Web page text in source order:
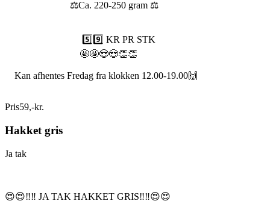
⚖️Ca. 220-250 gram ⚖️
5️⃣9️⃣ KR PR STK
🤩🤩😍😍👏👏
Kan afhentes Fredag fra klokken 12.00-19.00🙌
Pris59,-kr.
Hakket gris
Ja tak
😍😍‼️‼️ JA TAK HAKKET GRIS‼️‼️😍😍